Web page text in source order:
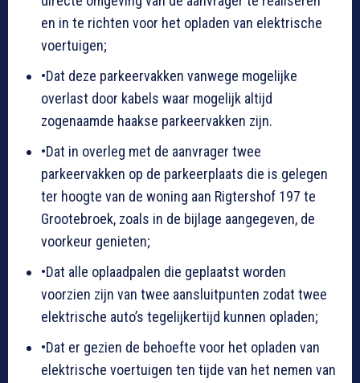
en in te richten voor het opladen van elektrische
voertuigen;
•Dat deze parkeervakken vanwege mogelijke
overlast door kabels waar mogelijk altijd
zogenaamde haakse parkeervakken zijn.
•Dat in overleg met de aanvrager twee
parkeervakken op de parkeerplaats die is gelegen
ter hoogte van de woning aan Rigtershof 197 te
Grootebroek, zoals in de bijlage aangegeven, de
voorkeur genieten;
•Dat alle oplaadpalen die geplaatst worden
voorzien zijn van twee aansluitpunten zodat twee
elektrische auto’s tegelijkertijd kunnen opladen;
•Dat er gezien de behoefte voor het opladen van
elektrische voertuigen ten tijde van het nemen van